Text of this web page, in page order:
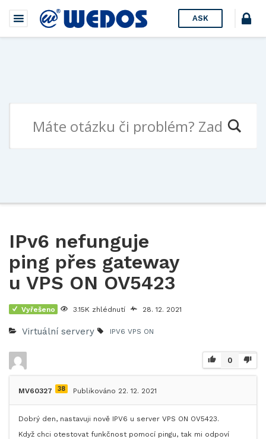
ASK
IPv6 nefunguje
ping přes gateway
u VPS ON OV5423
Vyřešeno 3.15K zhlédnutí 28. 12. 2021
Virtuální servery IPV6 VPS ON
0
MV60327 38 Publikováno 22. 12. 2021
Dobrý den, nastavuji nově IPV6 u server VPS ON OV5423.
Když chci otestovat funkčnost pomocí pingu, tak mi odpoví